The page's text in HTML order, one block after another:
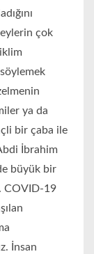
çok
ya da
bir çaba ile
İbrahim
büyük bir
COVID-19
İnsan